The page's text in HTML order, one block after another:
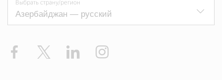
Выбрать страну/регион
Facebook Twitter Linkedin